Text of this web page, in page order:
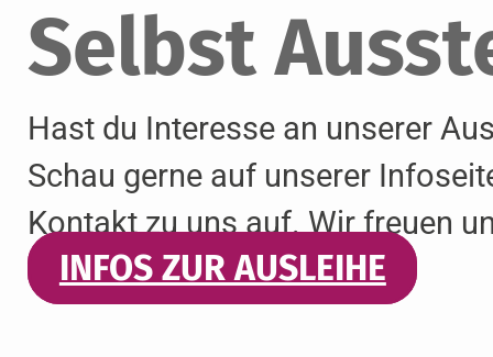
Selbst
Hast du Interesse an unserer
Schau gerne auf unserer
Kontakt zu uns auf. Wir freuen
INFOS ZUR AUSLEIHE